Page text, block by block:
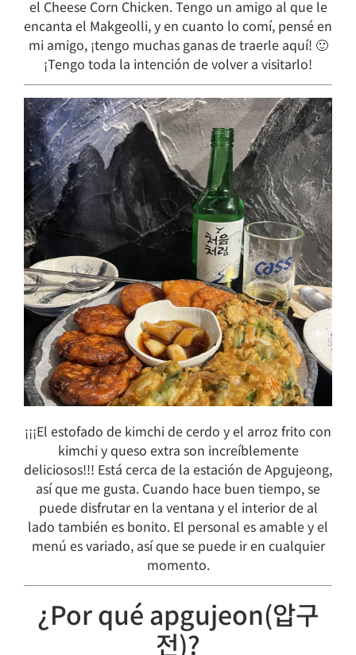
el Cheese Corn Chicken. Tengo un amigo al que le
encanta el Makgeolli, y en cuanto lo comí, pensé en
mi amigo, ¡tengo muchas ganas de traerle aquí! 🙂
¡Tengo toda la intención de volver a visitarlo!
¡¡¡El estofado de kimchi de cerdo y el arroz frito con
kimchi y queso extra son increíblemente
deliciosos!!! Está cerca de la estación de Apgujeong,
así que me gusta. Cuando hace buen tiempo, se
puede disfrutar en la ventana y el interior de al
lado también es bonito. El personal es amable y el
menú es variado, así que se puede ir en cualquier
momento.
¿Por qué apgujeon(압구
전)?